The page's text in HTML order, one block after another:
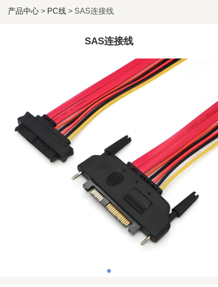
SAS连接线
产品中心> PC线> SAS连接线
SAS连接线